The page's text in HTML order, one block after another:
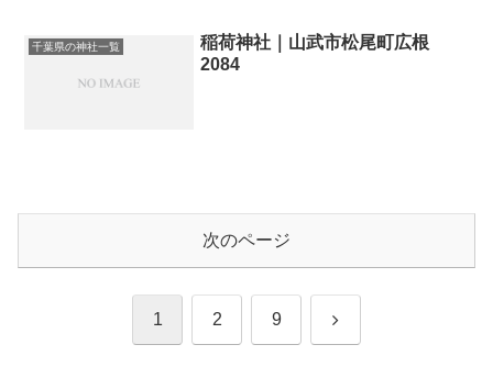
千葉県の神社一覧
稲荷神社｜山武市松尾町広根
2084
次のページ
1 2 9 次